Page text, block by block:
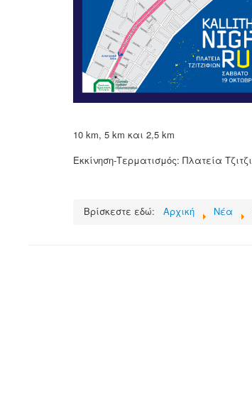
10 km, 5 km και 2,5 km
Εκκίνηση-Τερματισμός: Πλατεία
Βρίσκεστε εδώ: Αρχική Νέα